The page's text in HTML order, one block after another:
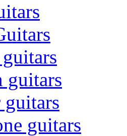
guitars
guitars
guitars